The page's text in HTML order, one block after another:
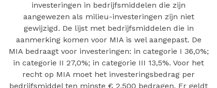
investeringen in bedrijfsmiddelen die zijn
aangewezen als milieu-investeringen zijn niet
gewijzigd. De lijst met bedrijfsmiddelen die in
aanmerking komen voor MIA is wel aangepast. De
MIA bedraagt voor investeringen: in categorie I 36,0%;
in categorie II 27,0%; in categorie III 13,5%. Voor het
recht op MIA moet het investeringsbedrag per
bedrijfsmiddel ten minste € 2.500 bedragen. Er geldt